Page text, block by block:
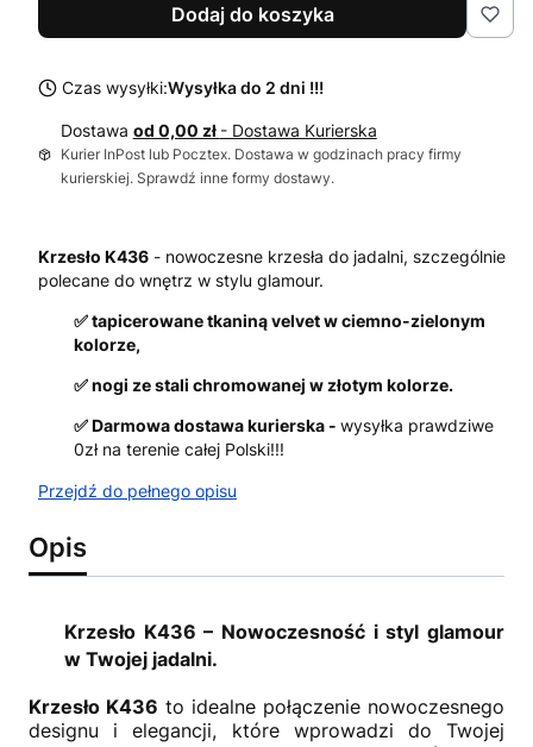
Dodaj do koszyka
Czas wysyłki:Wysyłka do 2 dni !!!
Dostawa od 0,00 zł - Dostawa Kurierska
Kurier InPost lub Pocztex. Dostawa w godzinach pracy firmy
kurierskiej. Sprawdź inne formy dostawy.
Krzesło K436 - nowoczesne krzesła do jadalni, szczególnie
polecane do wnętrz w stylu glamour.
✅ tapicerowane tkaniną velvet w ciemno-zielonym
kolorze,
✅ nogi ze stali chromowanej w złotym kolorze.
✅ Darmowa dostawa kurierska - wysyłka prawdziwe
0zł na terenie całej Polski!!!
Przejdź do pełnego opisu
Opis
Krzesło K436 – Nowoczesność i styl glamour
w Twojej jadalni.
Krzesło K436 to idealne połączenie nowoczesnego
designu i elegancji, które wprowadzi do Twojej